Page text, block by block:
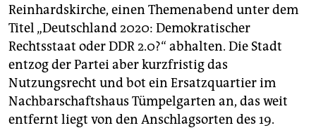
Reinhardskirche, einen Themenabend unter dem
Titel „Deutschland 2020: Demokratischer
Rechtsstaat oder DDR 2.0?“ abhalten. Die Stadt
entzog der Partei aber kurzfristig das
Nutzungsrecht und bot ein Ersatzquartier im
Nachbarschaftshaus Tümpelgarten an, das weit
entfernt liegt von den Anschlagsorten des 19.